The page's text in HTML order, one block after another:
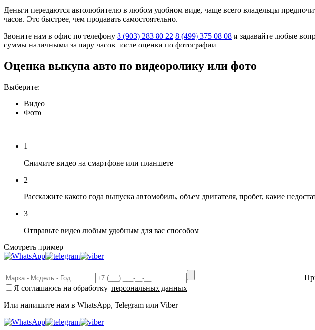
Деньги передаются автолюбителю в любом удобном виде, чаще всего владельцы
часов. Это быстрее, чем продавать самостоятельно.
Звоните нам в офис по телефону 8 (903) 283 80 22 8 (499) 375 08 08 и задавайте любые
суммы наличными за пару часов после оценки по фотографии.
Оценка выкупа авто по видеоролику или фото
Выберите:
Видео
Фото
1
Снимите видео на смартфоне или планшете
2
Расскажите какого года выпуска автомобиль, объем двигателя, пробег, какие
3
Отправьте видео любым удобным для вас способом
Смотреть пример
Я соглашаюсь на обработку персональных данных
Или напишите нам в WhatsApp, Telegram или Viber